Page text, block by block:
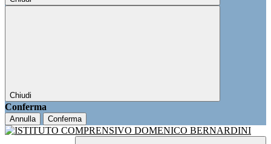
Chiudi
Conferma
Annulla Conferma